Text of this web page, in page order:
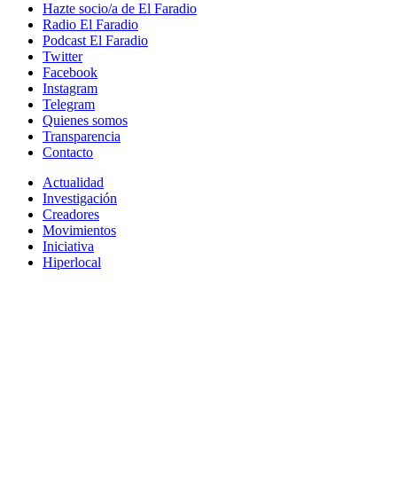
Hazte socio/a de El Faradio
Radio El Faradio
Podcast El Faradio
Twitter
Facebook
Instagram
Telegram
Quienes somos
Transparencia
Contacto
Actualidad
Investigación
Creadores
Movimientos
Iniciativa
Hiperlocal